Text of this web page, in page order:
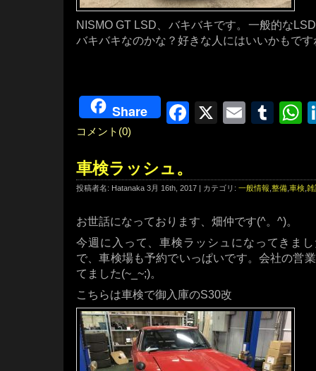
NISMO GT LSD、バキバキです。一般的な
バキバキなのかな？好きな人にはいいかもです
Share Facebook
X Email
コメント(0)
車検ラッシュ。
投稿者名: Hatanaka 3月 16th, 2017 | カテゴリ: 一般情報 整備 車検 雑
お世話になっております、畑仲です(^。^)。
今週に入って、車検ラッシュになってきま
で、車検場も予約でいっぱいです。会社の営
てました(~_~;)。
こちらは車検で御入庫のS30改